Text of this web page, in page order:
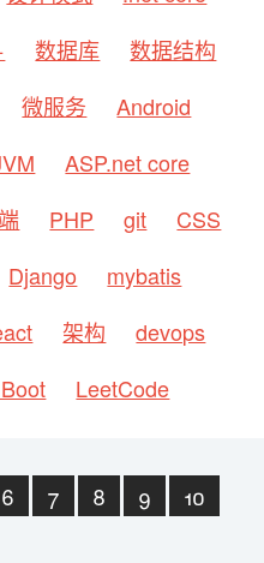
数据库
数据结构
微服务
Android
ASP.net core
PHP git
CSS
Django
mybatis
架构
devops
LeetCode
6 7 8 9
10